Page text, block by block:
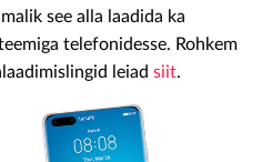
see alla laadida ka
telefonidesse. Rohkem
leiad siit.